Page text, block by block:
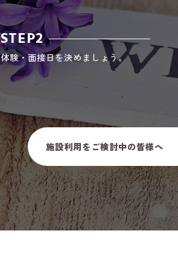
STEP2
体験・面接日を決めましょう。
施設利用をご検討中の皆様へ